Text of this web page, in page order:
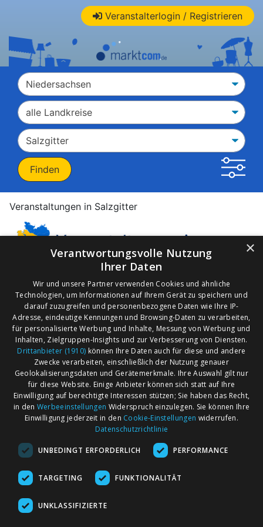
Veranstalterlogin / Registrieren
Veranstaltungen in Salzgitter
Veranstaltungen in
Salzgitter
Leider wurden zu Ihrer Suchanfrage keine
Veranstaltungen gefunden!
Suchen Sie alternativ nach Angeboten in anderen
Regionen oder Orten.
AGB
Impressum
Kontakt
Märkte nach Bundesländern
Märkte nach PLZ
Märkte nach Umkreis
Flohmarkt
×
Verantwortungsvolle Nutzung
Ihrer Daten
Wir und unsere Partner verwenden Cookies und ähnliche
Technologien, um Informationen auf Ihrem Gerät zu speichern und
darauf zuzugreifen und personenbezogene Daten wie Ihre IP-
Adresse, eindeutige Kennungen und Browsing-Daten zu verarbeiten,
für personalisierte Werbung und Inhalte, Messung von Werbung und
Inhalten, Zielgruppen-Insights und zur Verbesserung von Diensten.
Drittanbieter (1910) können Ihre Daten auch für diese und andere
Zwecke verarbeiten, einschließlich der Nutzung genauer
Geolokalisierungsdaten und Gerätemerkmale. Ihre Auswahl gilt nur
für diese Website. Einige Anbieter können sich statt auf Ihre
Einwilligung auf berechtigte Interessen stützen; Sie haben das Recht,
in den Werbeeinstellungen Widerspruch einzulegen. Sie können Ihre
Einwilligung jederzeit in den Cookie-Einstellungen widerrufen.
Datenschutzrichtlinie
UNBEDINGT ERFORDERLICH PERFORMANCE
TARGETING FUNKTIONALITÄT
UNKLASSIFIZIERTE